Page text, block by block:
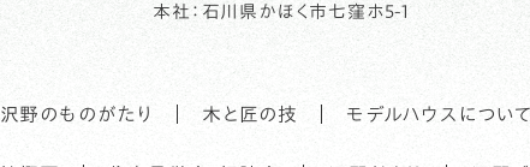
本社：石川県かほく市七窪ホ5-1
沢野のものがたり 木と匠の技 モデルハウスについて